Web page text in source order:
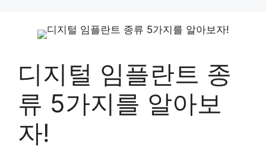
디지털 임플란트 종
류 5가지를 알아보
자!